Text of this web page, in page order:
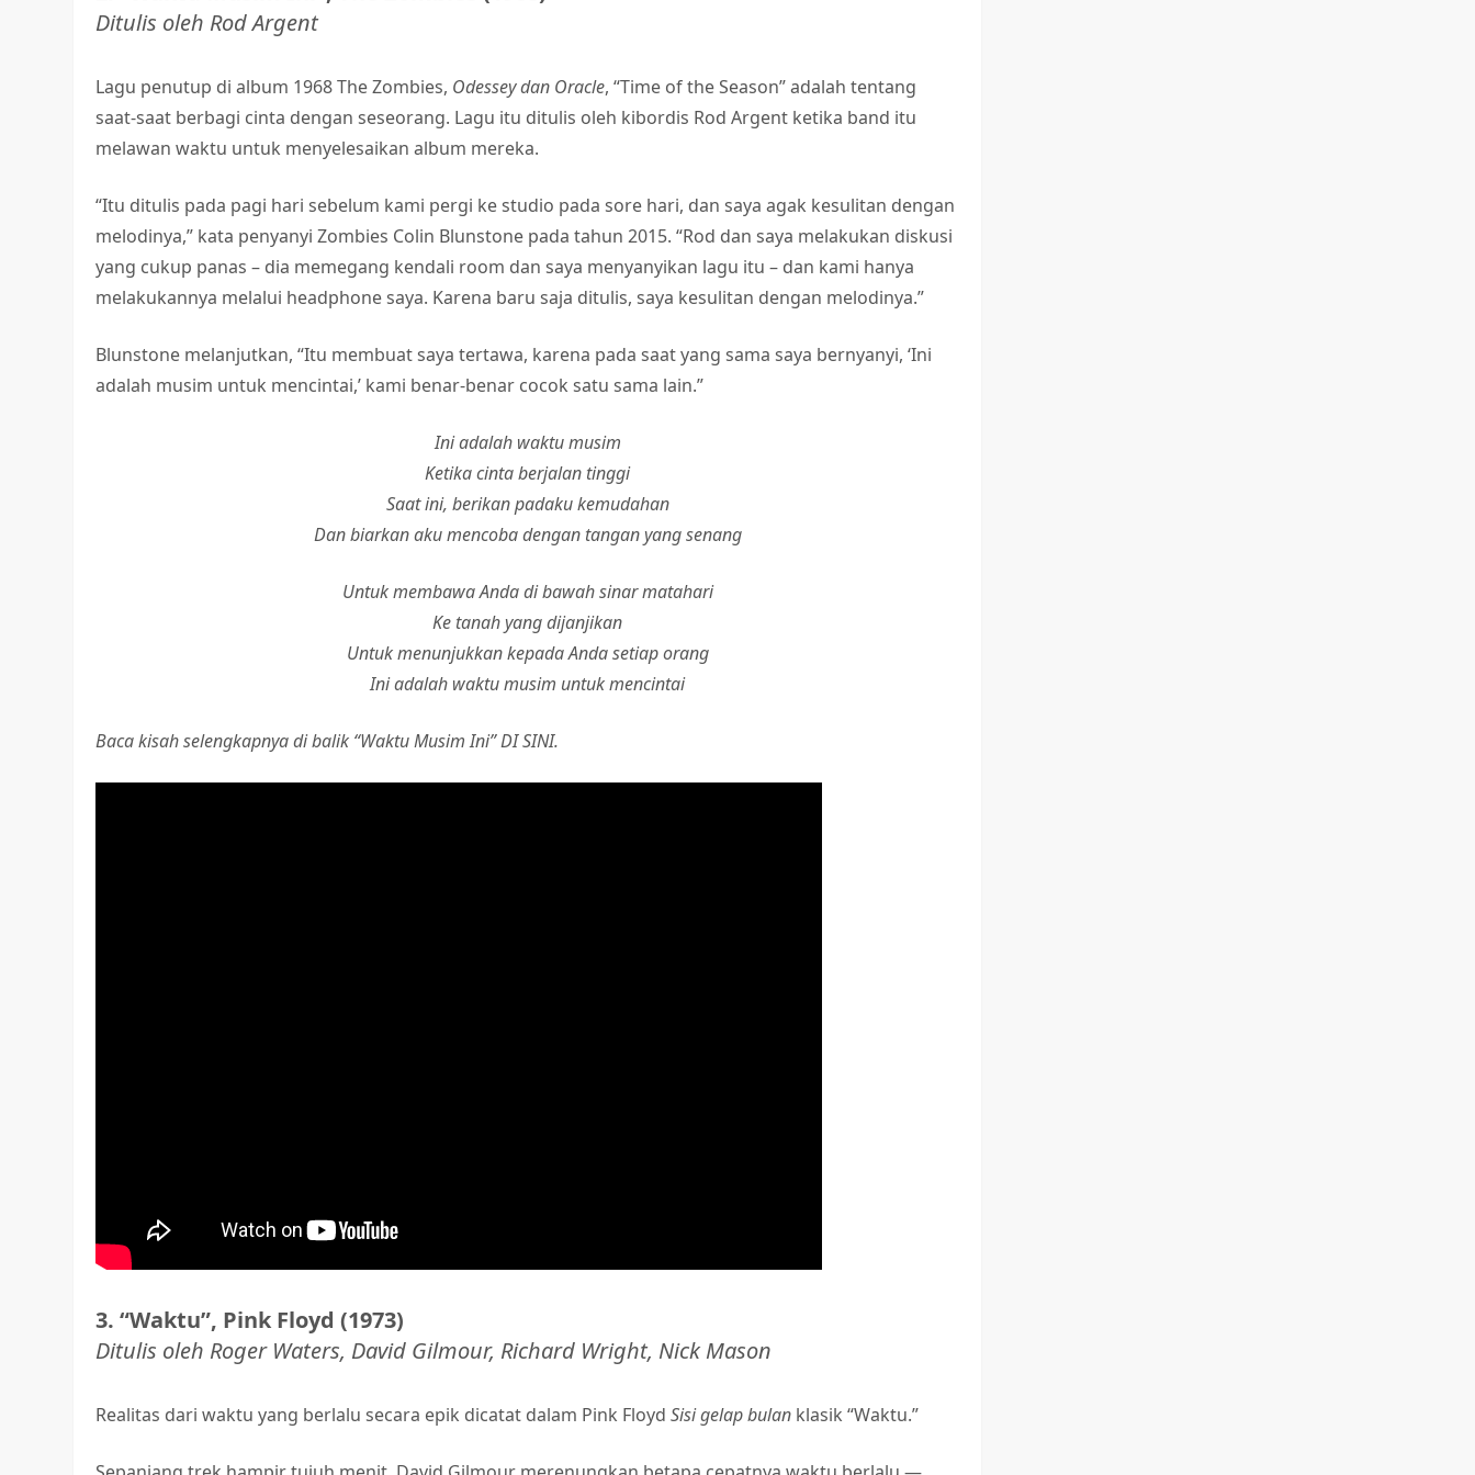
Ditulis oleh Rod Argent
Lagu penutup di album 1968 The Zombies, Odessey dan Oracle, “Time of the Season” adalah tentang
saat-saat berbagi cinta dengan seseorang. Lagu itu ditulis oleh kibordis Rod Argent ketika band itu
melawan waktu untuk menyelesaikan album mereka.
“Itu ditulis pada pagi hari sebelum kami pergi ke studio pada sore hari, dan saya agak kesulitan dengan
melodinya,” kata penyanyi Zombies Colin Blunstone pada tahun 2015. “Rod dan saya melakukan diskusi
yang cukup panas – dia memegang kendali room dan saya menyanyikan lagu itu – dan kami hanya
melakukannya melalui headphone saya. Karena baru saja ditulis, saya kesulitan dengan melodinya.”
Blunstone melanjutkan, “Itu membuat saya tertawa, karena pada saat yang sama saya bernyanyi, ‘Ini
adalah musim untuk mencintai,’ kami benar-benar cocok satu sama lain.”
Ini adalah waktu musim
Ketika cinta berjalan tinggi
Saat ini, berikan padaku kemudahan
Dan biarkan aku mencoba dengan tangan yang senang
Untuk membawa Anda di bawah sinar matahari
Ke tanah yang dijanjikan
Untuk menunjukkan kepada Anda setiap orang
Ini adalah waktu musim untuk mencintai
Baca kisah selengkapnya di balik “Waktu Musim Ini” DI SINI.
3. “Waktu”, Pink Floyd (1973)
Ditulis oleh Roger Waters, David Gilmour, Richard Wright, Nick Mason
Realitas dari waktu yang berlalu secara epik dicatat dalam Pink FloydSisi gelap bulan klasik “Waktu.”